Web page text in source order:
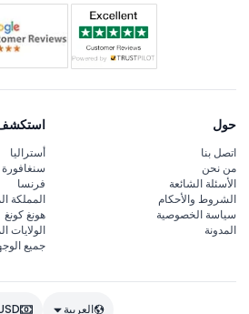
حول
اتصل بنا
من نحن
الأسئلة الشائعة
الشروط والأحكام
سياسة الخصوصية
المدونة
أستراليا
سنغافورة
فرنسا
المملكة
هونغ كونغ
الولايات
جميع
العربية